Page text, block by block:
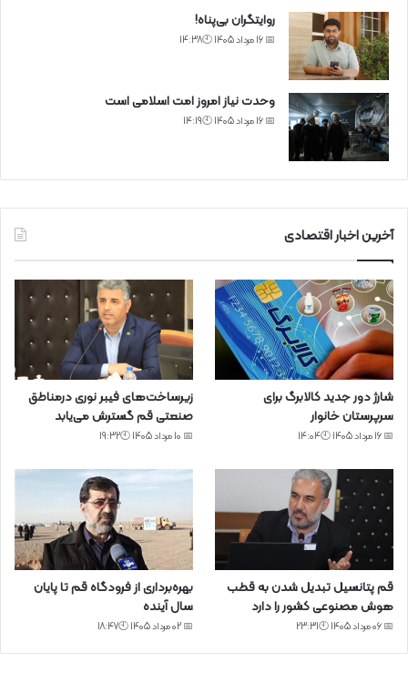
روایتگران بی‌پناه!
📅 16 مرداد 1405 🕙14:38
وحدت نیاز امروز امت اسلامی است
📅 16 مرداد 1405 🕙14:19
آخرین اخبار اقتصادی
شارژ دور جدید کالابرگ برای
سرپرستان خانوار
📅 16 مرداد 1405 🕙14:04
زیرساخت‌های فیبر نوری درمناطق
صنعتی قم گسترش می‌یابد
📅 10 مرداد 1405 🕙19:32
قم پتانسیل تبدیل شدن به قطب
هوش مصنوعی کشور را دارد
📅 06 مرداد 1405 🕙23:31
بهره‌برداری از فرودگاه قم تا پایان
سال آینده
📅 02 مرداد 1405 🕙18:47